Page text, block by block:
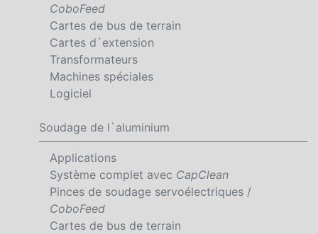
CoboFeed
Cartes de bus de terrain
Cartes d`extension
Transformateurs
Machines spéciales
Logiciel
Soudage de l`aluminium
Applications
Système complet avec CapClean
Pinces de soudage servoélectriques /
CoboFeed
Cartes de bus de terrain